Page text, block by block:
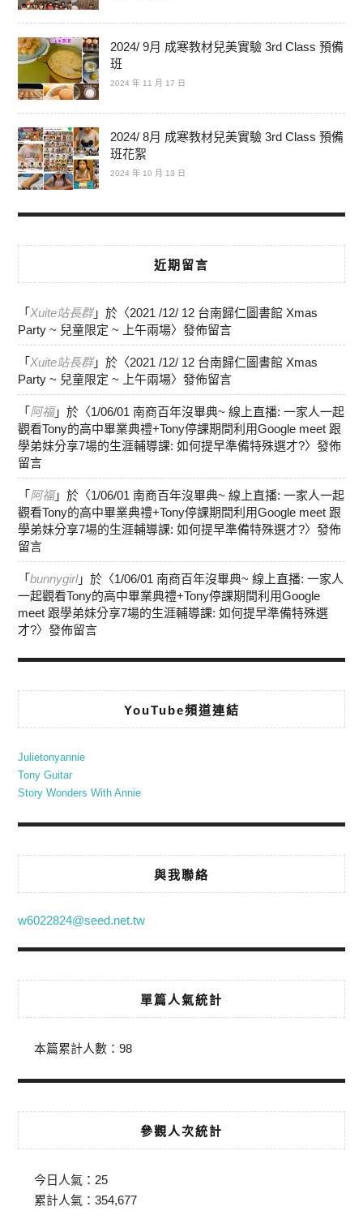
2024/ 9月 成寒教材兒美實驗 3rd Class 預備
班
2024 年 11 月 17 日
2024/ 8月 成寒教材兒美實驗 3rd Class 預備
班花絮
2024 年 10 月 13 日
近期留言
「 Xuite站長群」於〈2021 /12/ 12 台南歸仁圖書館 Xmas
Party ~ 兒童限定 ~ 上午兩場〉發佈留言
「 Xuite站長群」於〈2021 /12/ 12 台南歸仁圖書館 Xmas
Party ~ 兒童限定 ~ 上午兩場〉發佈留言
「 阿福」於〈1/06/01 南商百年沒畢典~ 線上直播: 一家人一起
觀看Tony的高中畢業典禮+Tony停課期間利用Google meet 跟
學弟妹分享7場的生涯輔導課: 如何提早準備特殊選才?〉發佈
留言
「 阿福」於〈1/06/01 南商百年沒畢典~ 線上直播: 一家人一起
觀看Tony的高中畢業典禮+Tony停課期間利用Google meet 跟
學弟妹分享7場的生涯輔導課: 如何提早準備特殊選才?〉發佈
留言
「bunnygirl」於〈1/06/01 南商百年沒畢典~ 線上直播: 一家人
一起觀看Tony的高中畢業典禮+Tony停課期間利用Google
meet 跟學弟妹分享7場的生涯輔導課: 如何提早準備特殊選
才?〉發佈留言
YouTube頻道連結
Julietonyannie
Tony Guitar
Story Wonders With Annie
與我聯絡
w6022824@seed.net.tw
單篇人氣統計
本篇累計人數：98
參觀人次統計
今日人氣： 25
累計人氣：354,677